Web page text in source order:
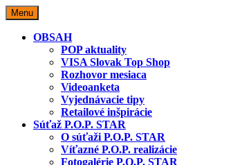
Skip
to
content
Menu
OBSAH
POP aktuality
VISA Slovak Top Shop
Rozhovor mesiaca
Videoanketa
Vyjednávacie tipy
Retailové inšpirácie
Súťaž P.O.P. STAR
O súťaži P.O.P. STAR
Víťazné P.O.P. realizácie
Fotogalérie P.O.P. STAR